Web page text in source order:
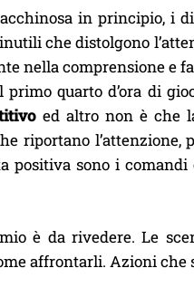
in principio, i
che distolgono
nella comprensione e
quarto d’ora di
ed altro non è che
riportano
positiva sono i comandi
è da rivedere. Le
affrontarli. Azioni